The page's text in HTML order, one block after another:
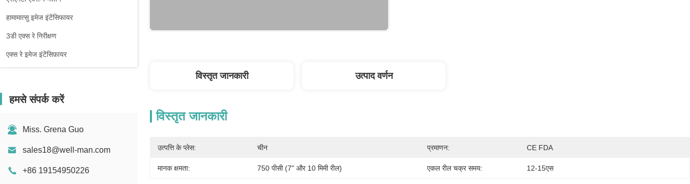
हामामात्सु इमेज इंटेंसिफायर
3डी एक्स रे निरीक्षण
एक्स रे इमेज इंटेंसिफ़ायर
हमसे संपर्क करें
Miss. Grena Guo
sales18@well-man.com
+86 19154950226
विस्तृत जानकारी उत्पाद वर्णन
विस्तृत जानकारी
उत्पत्ति के प्लेस: चीन प्रमाणन: CE FDA
मानक क्षमता: 750 पीसी (7" और 10 मिमी रील) एकल रील चक्र समय: 12-15एस